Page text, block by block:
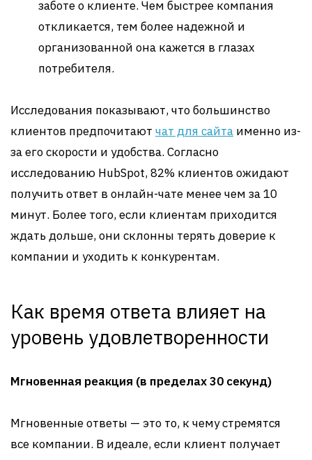
заботе о клиенте. Чем быстрее компания
откликается, тем более надежной и
организованной она кажется в глазах
потребителя.
Исследования показывают, что большинство
клиентов предпочитают чат для сайта именно из-
за его скорости и удобства. Согласно
исследованию HubSpot, 82% клиентов ожидают
получить ответ в онлайн-чате менее чем за 10
минут. Более того, если клиентам приходится
ждать дольше, они склонны терять доверие к
компании и уходить к конкурентам.
Как время ответа влияет на
уровень удовлетворенности
Мгновенная реакция (в пределах 30 секунд)
Мгновенные ответы — это то, к чему стремятся
все компании. В идеале, если клиент получает